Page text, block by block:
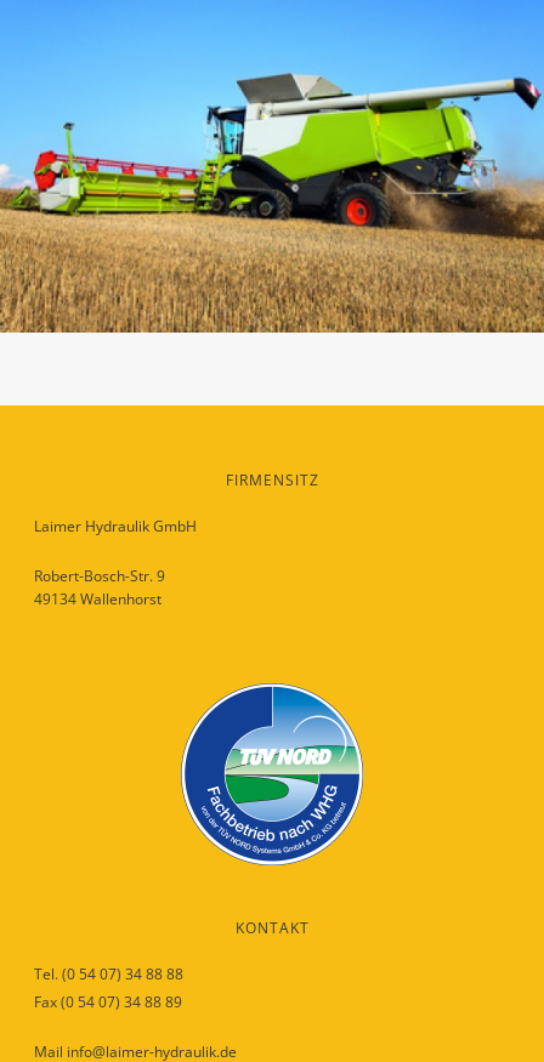
FIRMENSITZ
Laimer Hydraulik GmbH
Robert-Bosch-Str. 9
49134 Wallenhorst
KONTAKT
Tel. (0 54 07) 34 88 88
Fax (0 54 07) 34 88 89
Mail info@laimer-hydraulik.de